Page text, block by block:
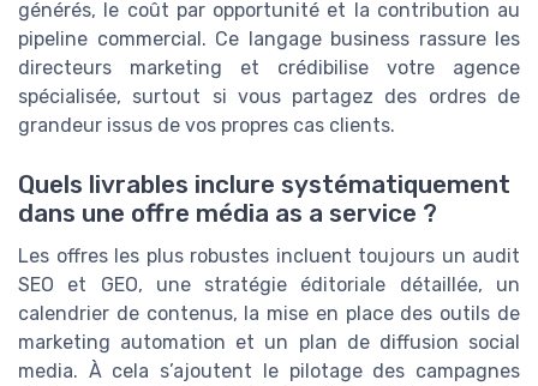
générés, le coût par opportunité et la contribution au
pipeline commercial. Ce langage business rassure les
directeurs marketing et crédibilise votre agence
spécialisée, surtout si vous partagez des ordres de
grandeur issus de vos propres cas clients.
Quels livrables inclure systématiquement
dans une offre média as a service ?
Les offres les plus robustes incluent toujours un audit
SEO et GEO, une stratégie éditoriale détaillée, un
calendrier de contenus, la mise en place des outils de
marketing automation et un plan de diffusion social
media. À cela s’ajoutent le pilotage des campagnes